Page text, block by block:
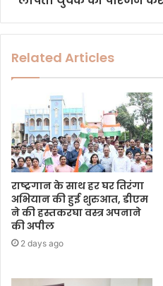
Related Articles
राष्ट्रगान के साथ हर घर तिरंगा
अभियान की हुई शुरुआत, डीएम
ने की हस्तकरघा वस्त्र अपनाने
की अपील
2 days ago